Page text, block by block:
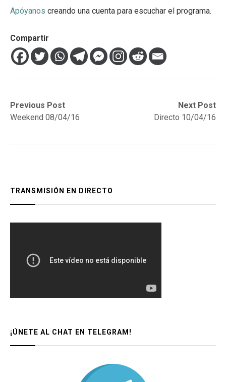
Apóyanos creando una cuenta para escuchar el programa.
Compartir
Navegación
de
Previous Post
Previous
post:Weekend 08/04/16
Next Post
Next
post:
Directo 10/04/16
TRANSMISIÓN EN DIRECTO
¡ÚNETE AL CHAT EN TELEGRAM!